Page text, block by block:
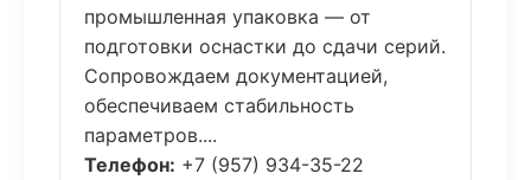
промышленная упаковка — от
подготовки оснастки до сдачи серий.
Сопровождаем документацией,
обеспечиваем стабильность
параметров....
Телефон: +7 (957) 934-35-22